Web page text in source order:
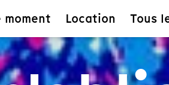
moment Location Tous